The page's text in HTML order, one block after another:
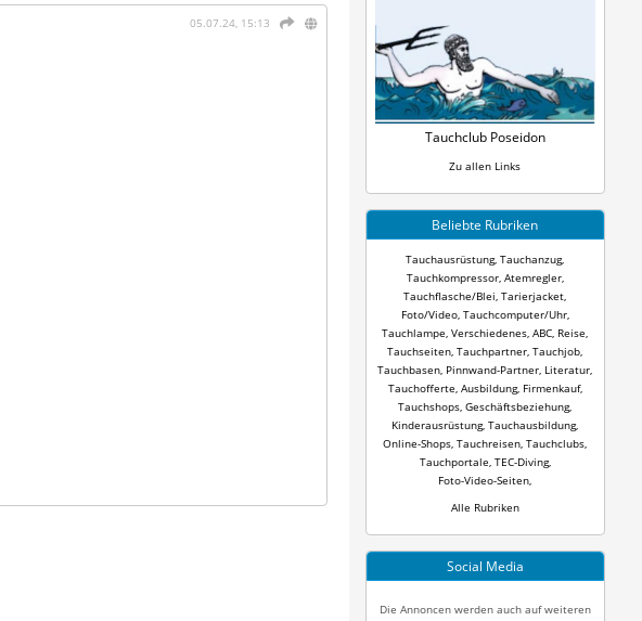
05.07.24, 15:13
Tauchclub Poseidon
Zu allen Links
Beliebte Rubriken
Tauchausrüstung, Tauchanzug,
Tauchkompressor, Atemregler,
Tauchflasche/Blei Tarierjacket
Foto/Video, Tauchcomputer/Uhr,
Tauchlampe Verschiedenes ABC Reise
Tauchseiten Tauchpartner Tauchjob
Tauchbasen Pinnwand-Partner Literatur
Tauchofferte Ausbildung, Firmenkauf,
Tauchshops Geschäftsbeziehung,
Kinderausrüstung, Tauchausbildung,
Online-Shops Tauchreisen Tauchclubs
Tauchportale TEC-Diving,
Foto-Video-Seiten
Alle Rubriken
Social Media
Die Annoncen werden auch auf weiteren